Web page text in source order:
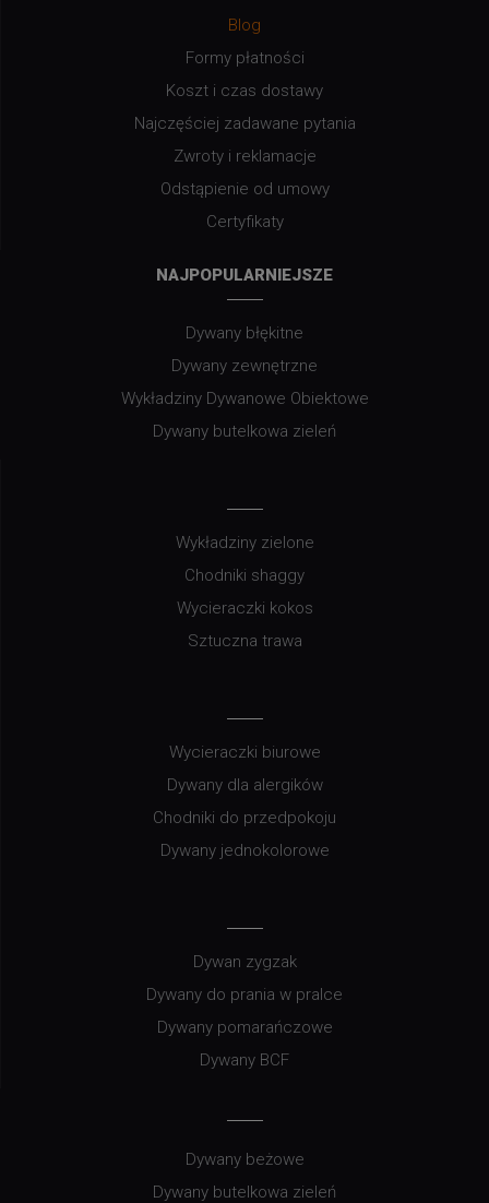
Blog
Formy płatności
Koszt i czas dostawy
Najczęściej zadawane pytania
Zwroty i reklamacje
Odstąpienie od umowy
Certyfikaty
NAJPOPULARNIEJSZE
Dywany błękitne
Dywany zewnętrzne
Wykładziny Dywanowe Obiektowe
Dywany butelkowa zieleń
Wykładziny zielone
Chodniki shaggy
Wycieraczki kokos
Sztuczna trawa
Wycieraczki biurowe
Dywany dla alergików
Chodniki do przedpokoju
Dywany jednokolorowe
Dywan zygzak
Dywany do prania w pralce
Dywany pomarańczowe
Dywany BCF
Dywany beżowe
Dywany butelkowa zieleń